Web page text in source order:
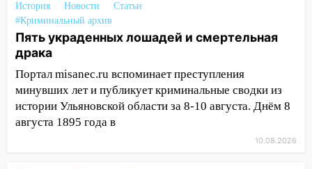
05:00 Боль, скованность и старение
дисков: как повседневные привычки
незаметно разрушают наш позвоночник
03:00 День скрытых ловушек и
внезапных подарков судьбы: гороскоп
на 10 августа
09.08.2026
История Новости
Статьи
#Криминальный архив
Пять украденных лошадей и смертельная
драка
Портал misanec.ru вспоминает преступления
минувших лет и публикует криминальные сводки из
истории Ульяновской области за 8-10 августа. Днём 8
августа 1895 года в
10.08.2026